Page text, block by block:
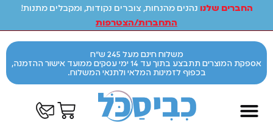
החברים שלנו נהנים מהנחות, צוברים נקודות, ומקבלים מתנות!
התחברות/הצטרפות
משלוח חינם מעל 245 ש"ח
אספקת המוצרים תתבצע בתוך עד 14 ימי עסקים ממועד אישור ההזמנה,
בכפוף לזמינות המלאי ולתנאי המשלוח.